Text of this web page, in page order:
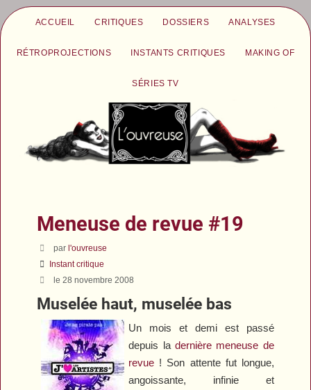
ACCUEIL CRITIQUES DOSSIERS ANALYSES
RÉTROPROJECTIONS INSTANTS CRITIQUES MAKING OF
SÉRIES TV
Meneuse de revue #19
parl'ouvreuse
Instant critique
le 28 novembre 2008
Muselée haut, muselée bas
Un mois et demi est passé
depuis la dernière meneuse de
revue ! Son attente fut longue,
angoissante, infinie et